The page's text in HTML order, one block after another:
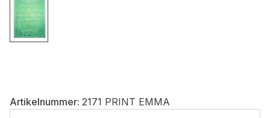
Artikelnummer: 2171 PRINT EMMA
Nicht kategorisiert.